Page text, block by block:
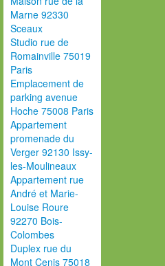
Marne 92330
Sceaux
Studio rue de
Romainville 75019
Paris
Emplacement de
parking avenue
Hoche 75008 Paris
Appartement
promenade du
Verger 92130 Issy-
les-Moulineaux
Appartement rue
André et Marie-
Louise Roure
92270 Bois-
Colombes
Duplex rue du
Mont Cenis 75018